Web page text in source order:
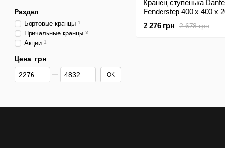
Кранец ступенька
Fenderstep 400 х 400 х
2 678 грн
2 276 грн
Раздел
Бортовые кранцы 1
Причальные кранцы 3
Акции 1
Цена, грн
От Цена, грн
До Цена, грн OK